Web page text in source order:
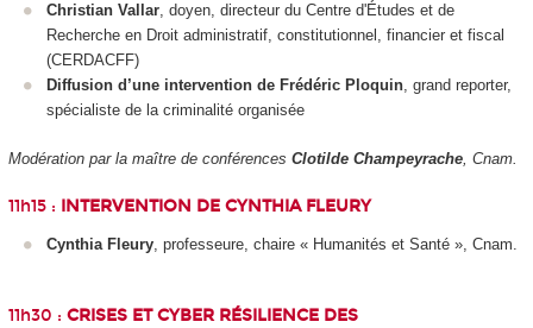
Christian Vallar, doyen, directeur du Centre d'Études et de
Recherche en Droit administratif, constitutionnel, financier et fiscal
(CERDACFF)
Diffusion d’une intervention de Frédéric Ploquin, grand reporter,
spécialiste de la criminalité organisée
Modération par la maître de conférences Clotilde Champeyrache, Cnam.
11h15 : INTERVENTION DE CYNTHIA FLEURY
Cynthia Fleury, professeure, chaire « Humanités et Santé », Cnam.
11h30 : CRISES ET CYBER RÉSILIENCE DES